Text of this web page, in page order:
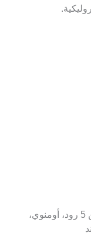
42/39 مو 5 مو 5 بوتامونثون لاين 5 رود، أومنوي،